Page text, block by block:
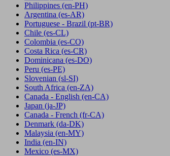
Philippines (en-PH)
Argentina (es-AR)
Portuguese - Brazil (pt-BR)
Chile (es-CL)
Colombia (es-CO)
Costa Rica (es-CR)
Dominicana (es-DO)
Peru (es-PE)
Slovenian (sl-SI)
South Africa (en-ZA)
Canada - English (en-CA)
Japan (ja-JP)
Canada - French (fr-CA)
Denmark (da-DK)
Malaysia (en-MY)
India (en-IN)
Mexico (es-MX)